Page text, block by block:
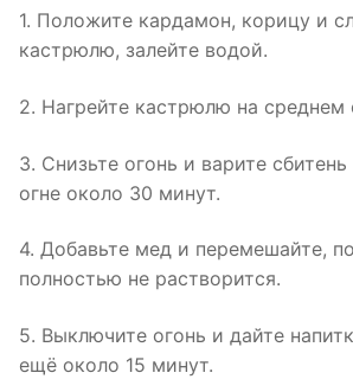
1. Положите кардамон, корицу и
кастрюлю, залейте водой.
2. Нагрейте кастрюлю на среднем
3. Снизьте огонь и варите
огне около 30 минут.
4. Добавьте мед и перемешайте,
полностью не растворится.
5. Выключите огонь и дайте
ещё около 15 минут.